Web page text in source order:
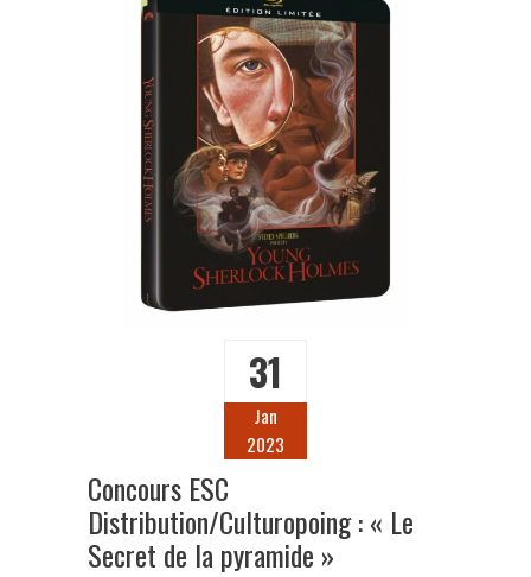
31
Jan
2023
Concours ESC
Distribution/Culturopoing : « Le
Secret de la pyramide »